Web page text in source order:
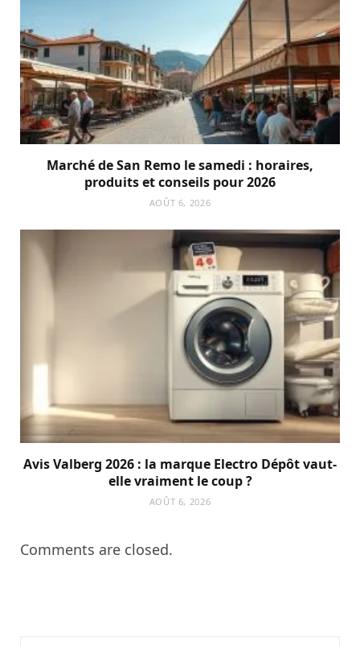
Marché de San Remo le samedi : horaires,
produits et conseils pour 2026
AOÛT 6, 2026
Avis Valberg 2026 : la marque Electro Dépôt vaut-
elle vraiment le coup ?
AOÛT 6, 2026
Comments are closed.